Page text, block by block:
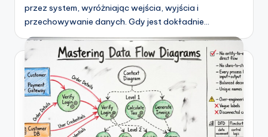
przez system, wyróżniając wejścia, wyjścia i
przechowywanie danych. Gdy jest dokładnie…